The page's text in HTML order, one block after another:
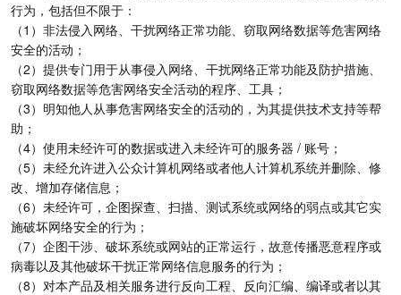
行为，包括但不限于：
（1）非法侵入网络、干扰网络正常功能、窃取网络数据等危害网络
安全的活动；
（2）提供专门用于从事侵入网络、干扰网络正常功能及防护措施、
窃取网络数据等危害网络安全活动的程序、工具；
（3）明知他人从事危害网络安全的活动的，为其提供技术支持等帮
助；
（4）使用未经许可的数据或进入未经许可的服务器 / 账号；
（5）未经允许进入公众计算机网络或者他人计算机系统并删除、修
改、增加存储信息；
（6）未经许可，企图探查、扫描、测试系统或网络的弱点或其它实
施破坏网络安全的行为；
（7）企图干涉、破坏系统或网站的正常运行，故意传播恶意程序或
病毒以及其他破坏干扰正常网络信息服务的行为；
（8）对本产品及相关服务进行反向工程、反向汇编、编译或者以其